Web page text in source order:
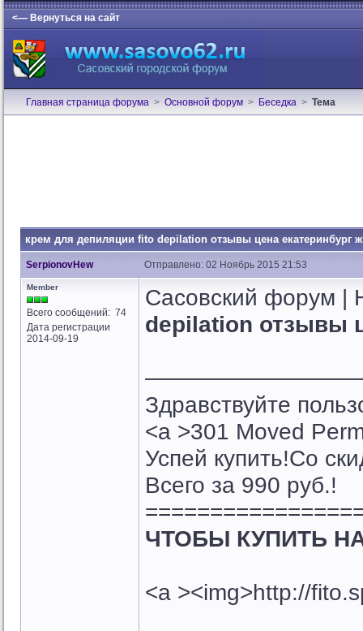
<— Вернуться на сайт
Главная страница форума > Основной форум > Беседка > Тема
крем для депиляции fito depilation отзывы цена екатеринбург
SerpionovHew Отправлено: 02 Ноябрь 2015 21:53
Member
Всего сообщений: 74
Дата регистрации
2014-09-19
Сасовский форум |
depilation отзывы
Здравствуйте
<a >301 Moved
Успей купить!Со
Всего за 990 руб.!
ЧТОБЫ КУПИТЬ
<a ><img>http://